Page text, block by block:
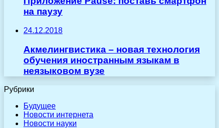
на паузу
24.12.2018
Акмелингвистика – новая технология
обучения иностранным языкам в
неязыковом вузе
Рубрики
Будущее
Новости интернета
Новости науки